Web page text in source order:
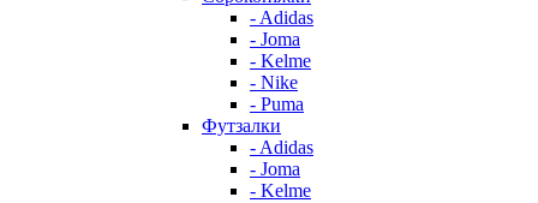
- Adidas
- Joma
- Kelme
- Nike
- Puma
Футзалки
- Adidas
- Joma
- Kelme